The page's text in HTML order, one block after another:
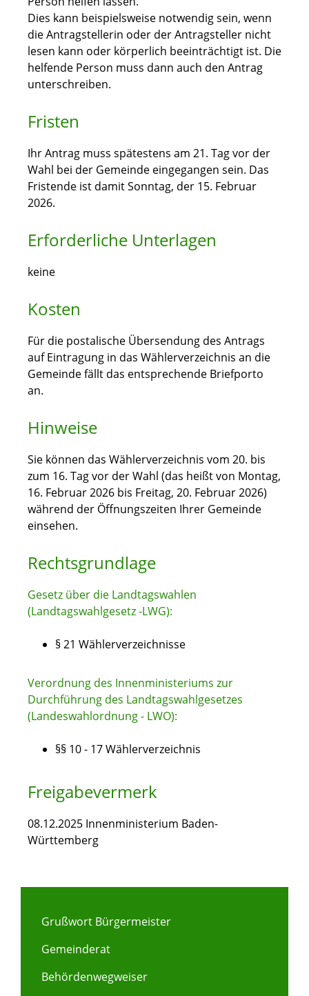
Dies kann beispielsweise notwendig sein, wenn
die Antragstellerin oder der Antragsteller nicht
lesen kann oder körperlich beeinträchtigt ist. Die
helfende Person muss dann auch den Antrag
unterschreiben.
Fristen
Ihr Antrag muss spätestens am 21. Tag vor der
Wahl bei der Gemeinde eingegangen sein. Das
Fristende ist damit Sonntag, der 15. Februar
2026.
Erforderliche Unterlagen
keine
Kosten
Für die postalische Übersendung des Antrags
auf Eintragung in das Wählerverzeichnis an die
Gemeinde fällt das entsprechende Briefporto
an.
Hinweise
Sie können das Wählerverzeichnis vom 20. bis
zum 16. Tag vor der Wahl (das heißt von Montag,
16. Februar 2026 bis Freitag, 20. Februar 2026)
während der Öffnungszeiten Ihrer Gemeinde
einsehen.
Rechtsgrundlage
Gesetz über die Landtagswahlen
(Landtagswahlgesetz -LWG):
§ 21 Wählerverzeichnisse
Verordnung des Innenministeriums zur
Durchführung des Landtagswahlgesetzes
(Landeswahlordnung - LWO):
§§ 10 - 17 Wählerverzeichnis
Freigabevermerk
08.12.2025 Innenministerium Baden-
Württemberg
Grußwort Bürgermeister
Gemeinderat
Behördenwegweiser